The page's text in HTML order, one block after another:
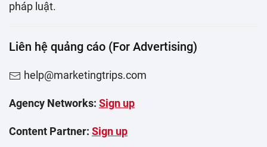
pháp luật.
Liên hệ quảng cáo (For Advertising)
help@marketingtrips.com
Agency Networks: Sign up
Content Partner: Sign up